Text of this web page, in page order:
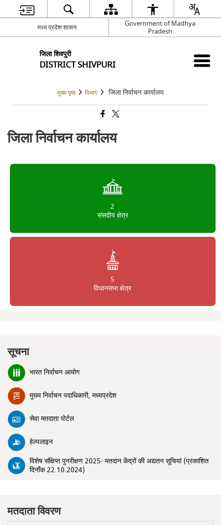
मध्य प्रदेश शासन
Government of Madhya
Pradesh
जिला शिवपुरी
DISTRICT SHIVPURI
मुख्य पृष्ठ विभाग जिला निर्वाचन कार्यालय
जिला निर्वाचन कार्यालय
2
संसदीय क्षेत्र
5
विधानसभा क्षेत्र
सूचना
भारत निर्वाचन आयोग
मुख्य निर्वाचन पदाधिकारी, मध्यप्रदेश
सेवा मतदाता पोर्टल
हेल्पलाइन
विशेष संक्षिप्त पुनरीक्षण 2025- मतदान केंद्रों की अद्यतन सूचियां (प्रकाशित
दिनाँक 22.10.2024)
मतदाता विवरण